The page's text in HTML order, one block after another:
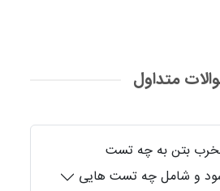
متداول
بتن به چه تست
و شامل چه تست هایی